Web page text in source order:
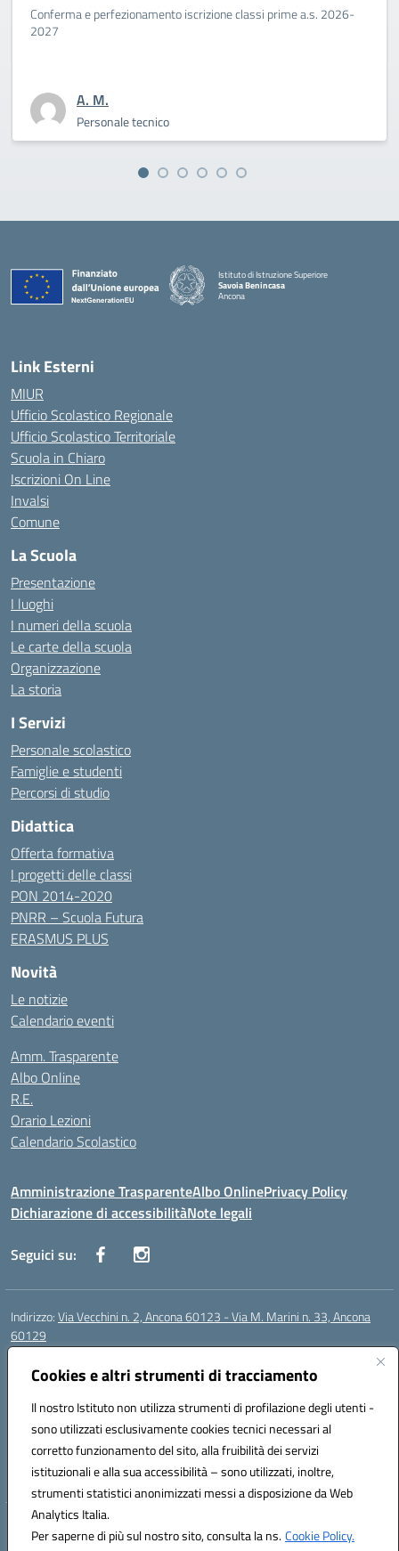
Cookies e altri strumenti di tracciamento
Il nostro Istituto non utilizza strumenti di profilazione degli utenti -
sono utilizzati esclusivamente cookies tecnici necessari al
corretto funzionamento del sito, alla fruibilità dei servizi
istituzionali e alla sua accessibilità – sono utilizzati, inoltre,
strumenti statistici anonimizzati messi a disposizione da Web
Analytics Italia.
Per saperne di più sul nostro sito, consulta la ns.Cookie Policy.
2026-
La Dirigente Bertini: “affrontiamo con coraggio la
Personale tecnico
Istituto di Istruzione Superiore
Savoia Benincasa
Ancona
Link Esterni
MIUR
Ufficio Scolastico Regionale
Ufficio Scolastico Territoriale
Scuola in Chiaro
Iscrizioni On Line
Invalsi
Comune
La Scuola
Presentazione
I luoghi
I numeri della scuola
Le carte della scuola
Organizzazione
La storia
I Servizi
Personale scolastico
Famiglie e studenti
Percorsi di studio
Didattica
Offerta formativa
I progetti delle classi
PON 2014-2020
PNRR – Scuola Futura
ERASMUS PLUS
Novità
Le notizie
Calendario eventi
Amm. Trasparente
Albo Online
R.E.
Orario Lezioni
Calendario Scolastico
Amministrazione TrasparenteAlbo OnlinePrivacy Policy
Dichiarazione di accessibilitàNote legali
Seguici su:
Indirizzo:Via Vecchini n. 2, Ancona 60123 - Via M. Marini n. 33, Ancona
60129
Centralino:
Posta elettronica certificata (PEC):anis01200g@pec.istruzione.it
Codice fiscale: 93122280428
Codice meccanografico:ANIS01200G
Codice Indice delle Pubbliche Amministrazioni (IPA): istsc_ANIS01200G
Codice unico di fatturazione (CUF): UF434M
Hosting & Powered by 3D Solution S.r.l.